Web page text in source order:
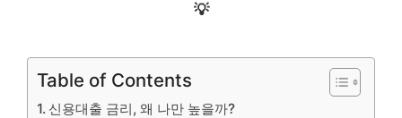
💡
Table of Contents
신용대출 금리, 왜 나만 높을까?